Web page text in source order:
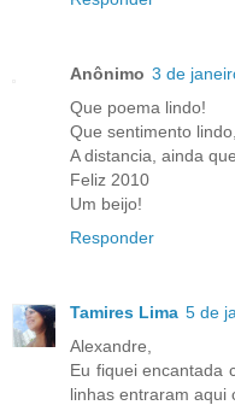
Anônimo 3 de
Que poema lindo!
Que sentimento
A distancia, ainda
Feliz 2010
Um beijo!
Responder
Tamires Lima 5 de
Alexandre,
Eu fiquei encantada
linhas entraram aqui